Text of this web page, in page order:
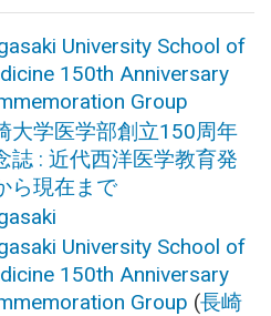
University School of
150th Anniversary
Group
大学医学部創立150周年
誌 : 近代西洋医学教育発
ら現在まで
University School of
150th Anniversary
Group (長崎